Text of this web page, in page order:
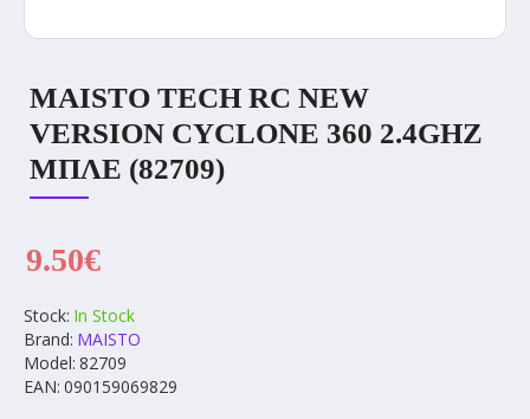
MAISTO TECH RC NEW
VERSION CYCLONE 360 2.4GHZ
ΜΠΛΕ (82709)
Stock: In Stock
Brand: MAISTO
Model: 82709
EAN: 090159069829
9.50€